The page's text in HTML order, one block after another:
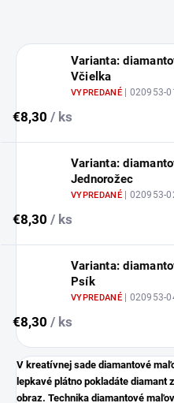
Varianta:
Včielka
VYPREDANÉ | 020953-
€8,30 / ks
Varianta:
Jednorožec
VYPREDANÉ | 020953-
€8,30 / ks
Varianta:
Psík
VYPREDANÉ | 020953-
€8,30 / ks
V kreatívnej sade diamantové
lepkavé plátno pokladáte
obraz. Technika diamantové